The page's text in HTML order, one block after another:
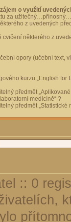
o využití
za
z uvedených
cvičení některého z
opory (učební text,
kurzu „English for
předmět „Aplikované
medicíně“ ?
předmět „Statistické
:: 0